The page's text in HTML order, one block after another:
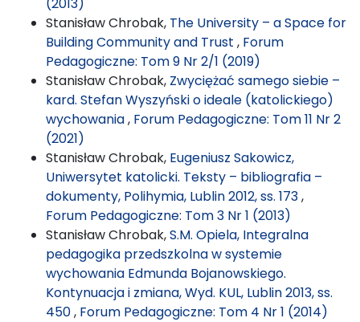
Stanisław Chrobak, The University – a Space for
Building Community and Trust , Forum
Pedagogiczne: Tom 9 Nr 2/1 (2019)
Stanisław Chrobak, Zwyciężać samego siebie –
kard. Stefan Wyszyński o ideale (katolickiego)
wychowania, Forum Pedagogiczne: Tom 11 Nr 2
(2021)
Stanisław Chrobak, Eugeniusz Sakowicz,
Uniwersytet katolicki. Teksty – bibliografia –
dokumenty, Polihymia, Lublin 2012, ss. 173,
Forum Pedagogiczne: Tom 3 Nr 1 (2013)
Stanisław Chrobak,S.M. Opiela, Integralna
pedagogika przedszkolna w systemie
wychowania Edmunda Bojanowskiego.
Kontynuacja i zmiana, Wyd. KUL, Lublin 2013, ss.
450, Forum Pedagogiczne: Tom 4 Nr 1 (2014)